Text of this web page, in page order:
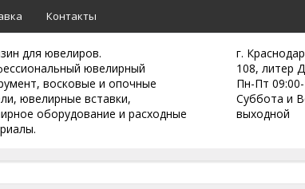
Контакты
для ювелиров.
ювелирный
восковые и опочные
ювелирные вставки,
оборудование и расходные
г.
108, литер
Пн-Пт
Суббота и
выходной